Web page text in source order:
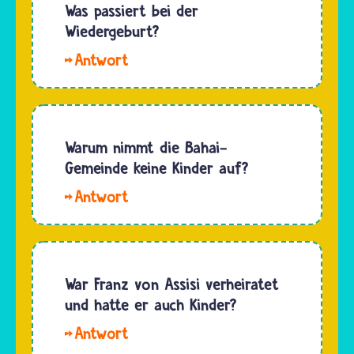
zu einer…
darf
Kinder
bekommen
und
katholische
Pfarrerin
nicht. Es
gibt…
Was passiert bei der
Wiedergeburt?
und
sowie
Hindus
dass sich
die Seele
nach
des
Körpers
bald…
Warum nimmt die Bahai-
Gemeinde keine Kinder auf?
der Bahai
Mensch
selbst
welcher
War Franz von Assisi verheiratet
und hatte er auch Kinder?